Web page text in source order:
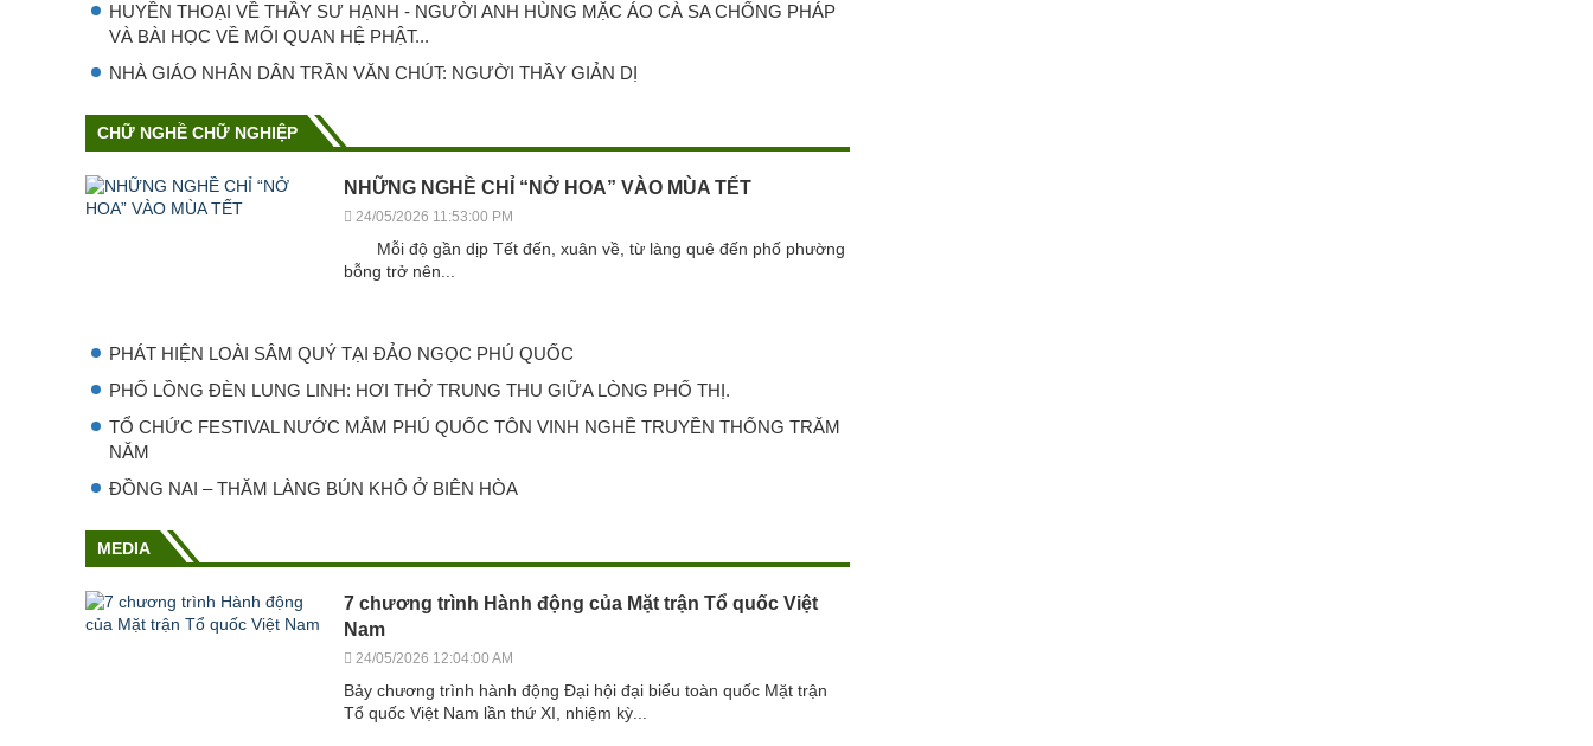
HUYỀN THOẠI VỀ THẦY SƯ HẠNH - NGƯỜI ANH HÙNG MẶC ÁO CÀ SA CHỐNG PHÁP
VÀ BÀI HỌC VỀ MỐI QUAN HỆ PHẬT...
NHÀ GIÁO NHÂN DÂN TRẦN VĂN CHÚT: NGƯỜI THẦY GIẢN DỊ
CHỮ NGHỀ CHỮ NGHIỆP
NHỮNG NGHỀ CHỈ “NỞ HOA” VÀO MÙA TẾT
24/05/2026 11:53:00 PM
Mỗi độ gần dịp Tết đến, xuân về, từ làng quê đến phố phường
bỗng trở nên...
PHÁT HIỆN LOÀI SÂM QUÝ TẠI ĐẢO NGỌC PHÚ QUỐC
PHỐ LỒNG ĐÈN LUNG LINH: HƠI THỞ TRUNG THU GIỮA LÒNG PHỐ THỊ.
TỔ CHỨC FESTIVAL NƯỚC MẮM PHÚ QUỐC TÔN VINH NGHỀ TRUYỀN THỐNG TRĂM
NĂM
ĐỒNG NAI – THĂM LÀNG BÚN KHÔ Ở BIÊN HÒA
MEDIA
7 chương trình Hành động của Mặt trận Tổ quốc Việt
Nam
24/05/2026 12:04:00 AM
Bảy chương trình hành động Đại hội đại biểu toàn quốc Mặt trận
Tổ quốc Việt Nam lần thứ XI, nhiệm kỳ...